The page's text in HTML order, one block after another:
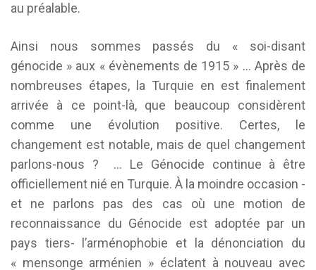
au préalable.
Ainsi nous sommes passés du « soi-disant
génocide » aux « évènements de 1915 » … Après de
nombreuses étapes, la Turquie en est finalement
arrivée à ce point-là, que beaucoup considèrent
comme une évolution positive. Certes, le
changement est notable, mais de quel changement
parlons-nous ? … Le Génocide continue à être
officiellement nié en Turquie. À la moindre occasion -
et ne parlons pas des cas où une motion de
reconnaissance du Génocide est adoptée par un
pays tiers- l’arménophobie et la dénonciation du
« mensonge arménien » éclatent à nouveau avec